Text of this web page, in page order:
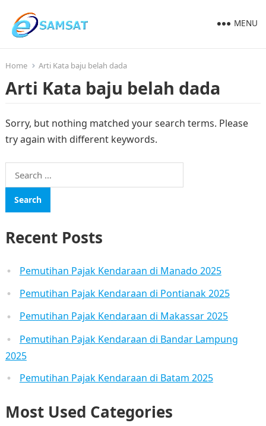
MENU
Home Arti Kata baju belah dada
Arti Kata baju belah dada
Sorry, but nothing matched your search terms. Please
try again with different keywords.
Search
for:
Recent Posts
Pemutihan Pajak Kendaraan di Manado 2025
Pemutihan Pajak Kendaraan di Pontianak 2025
Pemutihan Pajak Kendaraan di Makassar 2025
Pemutihan Pajak Kendaraan di Bandar Lampung
2025
Pemutihan Pajak Kendaraan di Batam 2025
Most Used Categories